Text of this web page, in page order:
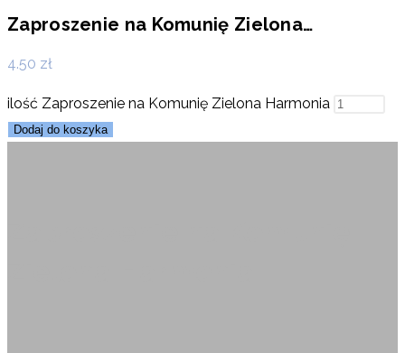
Zaproszenie na Komunię Zielona…
4.50 zł
ilość Zaproszenie na Komunię Zielona Harmonia
Dodaj do koszyka